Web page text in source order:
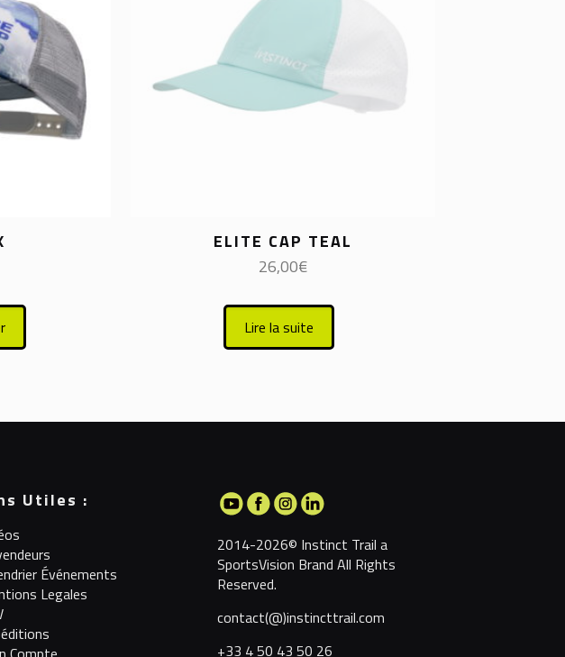
ELITE CAP TEAL
26,00€
Lire la suite
Utiles :
Événements
Legales
2014-2026© Instinct Trail a
SportsVision Brand All Rights
Reserved.
contact(@)instincttrail.com
+33 4 50 43 50 26